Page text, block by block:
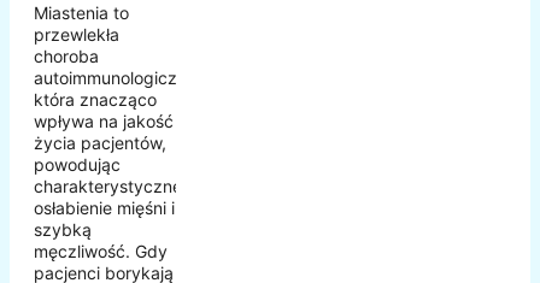
Miastenia to
przewlekła
choroba
autoimmunologiczna,
która znacząco
wpływa na jakość
życia pacjentów,
powodując
charakterystyczne
osłabienie mięśni i
szybką
męczliwość. Gdy
pacjenci borykają